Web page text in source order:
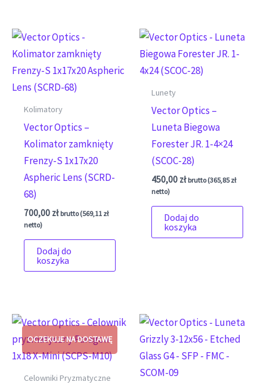
Kolimatory
Vector Optics –
Kolimator zamknięty
Frenzy-S 1x17x20
Aspheric Lens (SCRD-
68)
700,00 zł brutto (569,11 zł
netto)
Dodaj do
koszyka
Lunety
Vector Optics –
Luneta Biegowa
Forester JR. 1-4×24
(SCOC-28)
450,00 zł brutto (365,85zł
netto)
Dodaj do
koszyka
Celowniki Pryzmatyczne